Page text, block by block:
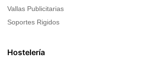
Vallas Publicitarias
Soportes Rigidos
Hostelería